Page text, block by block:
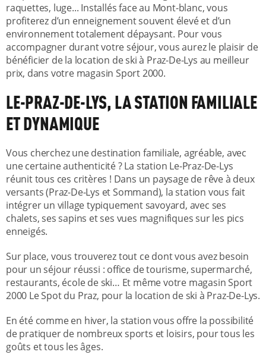
raquettes, luge... Installés face au Mont-blanc, vous
profiterez d’un enneignement souvent élevé et d’un
environnement totalement dépaysant. Pour vous
accompagner durant votre séjour, vous aurez le plaisir de
bénéficier de la location de ski à Praz-De-Lys au meilleur
prix, dans votre magasin Sport 2000.
LE-PRAZ-DE-LYS, LA STATION FAMILIALE
ET DYNAMIQUE
Vous cherchez une destination familiale, agréable, avec
une certaine authenticité ? La station Le-Praz-De-Lys
réunit tous ces critères ! Dans un paysage de rêve à deux
versants (Praz-De-Lys et Sommand), la station vous fait
intégrer un village typiquement savoyard, avec ses
chalets, ses sapins et ses vues magnifiques sur les pics
enneigés.
Sur place, vous trouverez tout ce dont vous avez besoin
pour un séjour réussi : office de tourisme, supermarché,
restaurants, école de ski… Et même votre magasin Sport
2000 Le Spot du Praz, pour la location de ski à Praz-De-Lys.
En été comme en hiver, la station vous offre la possibilité
de pratiquer de nombreux sports et loisirs, pour tous les
goûts et tous les âges.